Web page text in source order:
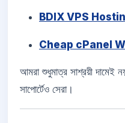
BDIX VPS
Cheap cPanel
আমরা শুধুমাত্র সাশ্রয়ী দামেই
সাপোর্টেও সেরা।